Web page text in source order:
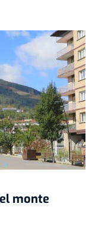
monte